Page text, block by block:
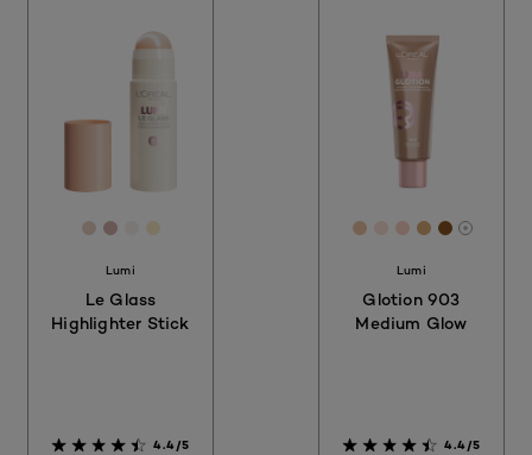
[Color]: #E7D2C3
[Color]: #D4AFAC
[Color]: #F6F0EA
[Color]: #F7EAC5
Lumi
Le Glass
Highlighter Stick
4.4/5
[Color]: #EBC2A3
[Color]:
[Color]:
[Color]:
[Color]:
More
Lumi
Glotion 903
Medium Glow
4.4/5